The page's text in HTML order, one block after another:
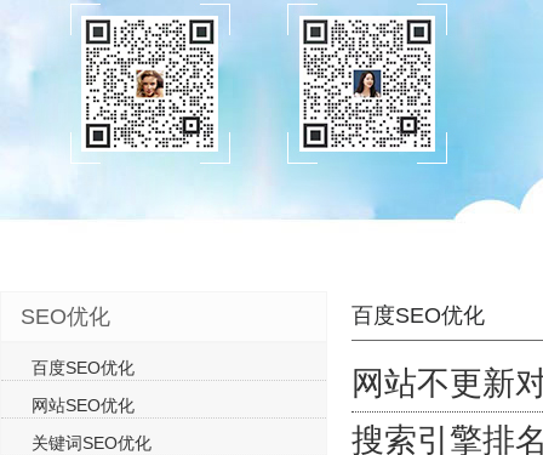
百度SEO优化
网站不更新
搜索引擎排
SEO优化
百度SEO优化
网站SEO优化
关键词SEO优化